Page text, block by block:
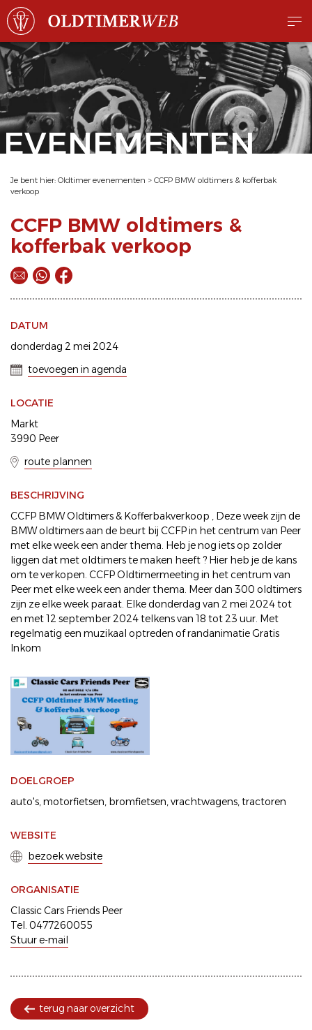
EVENEMENTEN
Je bent hier: Oldtimer evenementen > CCFP BMW oldtimers & kofferbak
verkoop
CCFP BMW oldtimers &
kofferbak verkoop
DATUM
donderdag 2 mei 2024
toevoegen in agenda
LOCATIE
Markt
3990 Peer
route plannen
BESCHRIJVING
CCFP BMW Oldtimers & Kofferbakverkoop , Deze week zijn de
BMW oldtimers aan de beurt bij CCFP in het centrum van Peer
met elke week een ander thema. Heb je nog iets op zolder
liggen dat met oldtimers te maken heeft ? Hier heb je de kans
om te verkopen. CCFP Oldtimermeeting in het centrum van
Peer met elke week een ander thema. Meer dan 300 oldtimers
zijn ze elke week paraat. Elke donderdag van 2 mei 2024 tot
en met 12 september 2024 telkens van 18 tot 23 uur. Met
regelmatig een muzikaal optreden of randanimatie Gratis
Inkom
DOELGROEP
auto's motorfietsen bromfietsen vrachtwagens tractoren
WEBSITE
bezoek website
ORGANISATIE
Classic Cars Friends Peer
Tel. 0477260055
Stuur e-mail
terug naar overzicht